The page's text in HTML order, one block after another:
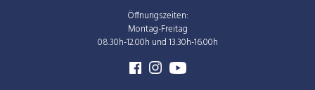
Öffnungszeiten:
Montag-Freitag
08.30h-12.00h und 13.30h-16.00h